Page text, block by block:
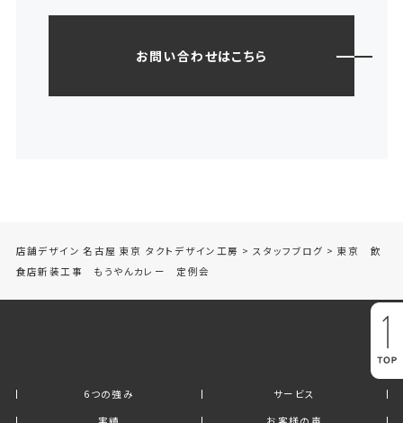
お問い合わせはこちら
店舗デザイン 名古屋 東京 タクトデザイン工房 > スタッフブログ > 東京 飲
食店新装工事 もうやんカレー 定例会
6つの強み
サービス